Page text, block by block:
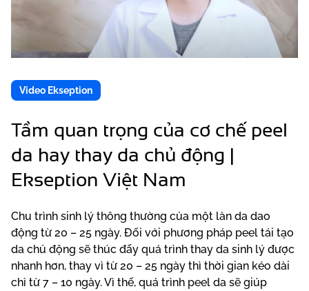
Video Ekseption
Tầm quan trọng của cơ chế peel
da hay thay da chủ động |
Ekseption Việt Nam
Chu trình sinh lý thông thường của một làn da dao
động từ 20 – 25 ngày. Đối với phương pháp peel tái tạo
da chủ động sẽ thúc đẩy quá trình thay da sinh lý được
nhanh hơn, thay vì từ 20 – 25 ngày thì thời gian kéo dài
chỉ từ 7 – 10 ngày. Vì thế, quá trình peel da sẽ giúp